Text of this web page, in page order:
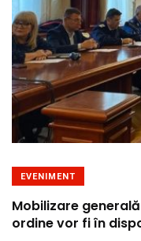
EVENIMENT
Mobilizare
ordine vor fi în